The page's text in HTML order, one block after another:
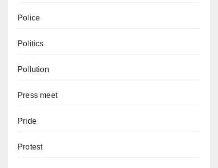
Police
Politics
Pollution
Press meet
Pride
Protest